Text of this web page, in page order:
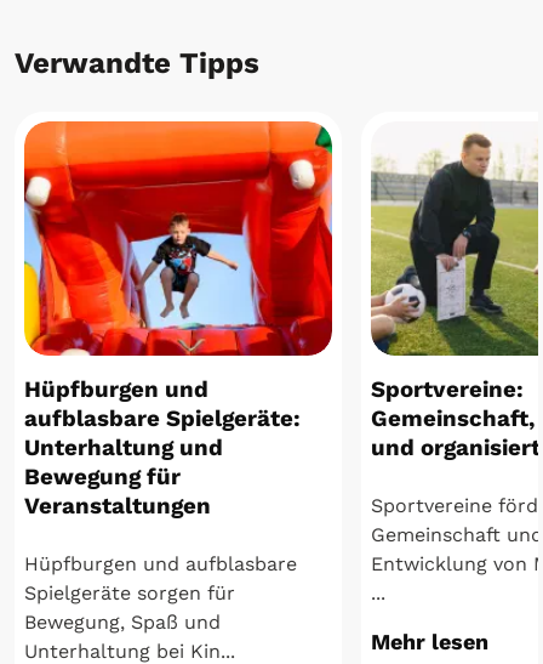
Verwandte Tipps
Hüpfburgen und
aufblasbare Spielgeräte:
Unterhaltung und
Bewegung für
Veranstaltungen
Hüpfburgen und aufblasbare
Spielgeräte sorgen für
Bewegung, Spaß und
Unterhaltung bei Kin...
Sportvereine:
Gemeinschaft,
und
Sportvereine
Gemeinschaft
Entwicklung von
...
Mehr lesen